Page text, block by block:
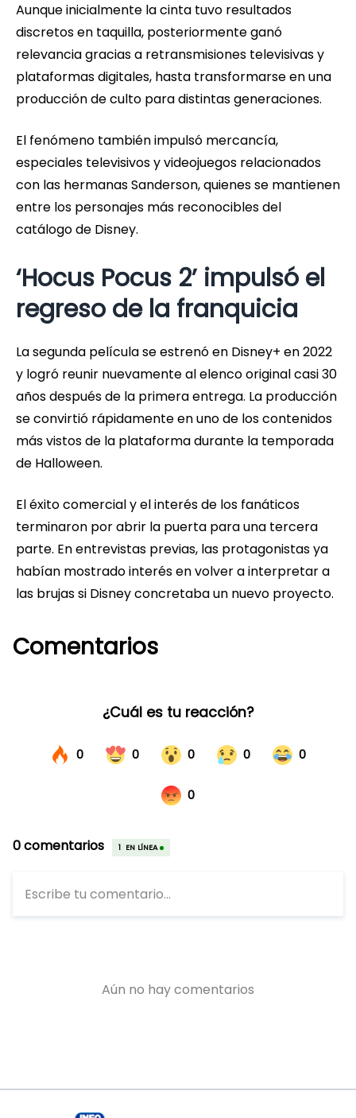
Aunque inicialmente la cinta tuvo resultados
discretos en taquilla, posteriormente ganó
relevancia gracias a retransmisiones televisivas y
plataformas digitales, hasta transformarse en una
producción de culto para distintas generaciones.
El fenómeno también impulsó mercancía,
especiales televisivos y videojuegos relacionados
con las hermanas Sanderson, quienes se mantienen
entre los personajes más reconocibles del
catálogo de Disney.
‘Hocus Pocus 2’ impulsó el
regreso de la franquicia
La segunda película se estrenó en Disney+ en 2022
y logró reunir nuevamente al elenco original casi 30
años después de la primera entrega. La producción
se convirtió rápidamente en uno de los contenidos
más vistos de la plataforma durante la temporada
de Halloween.
El éxito comercial y el interés de los fanáticos
terminaron por abrir la puerta para una tercera
parte. En entrevistas previas, las protagonistas ya
habían mostrado interés en volver a interpretar a
las brujas si Disney concretaba un nuevo proyecto.
Comentarios